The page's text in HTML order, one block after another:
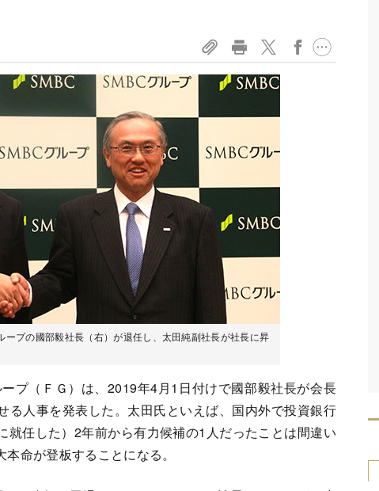
プの國部毅社長（右）が退任し、太田純副社長が社長に昇
（ＦＧ）は、2019年4月1日付けで國部毅社長が会長
る人事を発表した。太田氏といえば、国内外で投資銀行
任した）2年前から有力候補の1人だったことは間違い
命が登板することになる。